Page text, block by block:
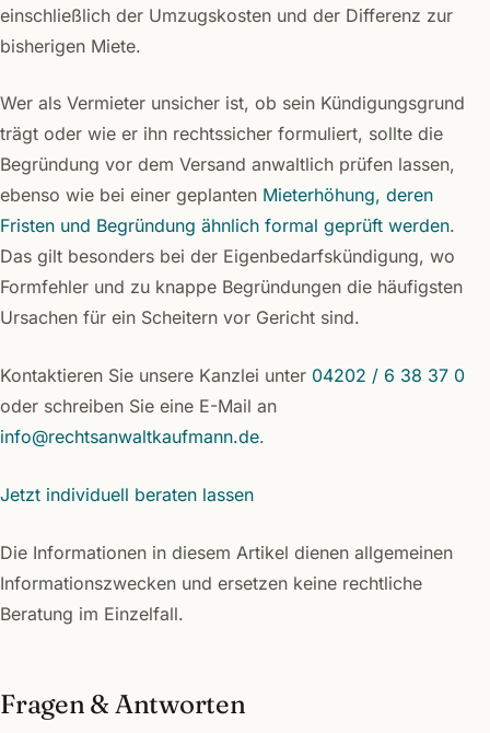
einschließlich der Umzugskosten und der Differenz zur
bisherigen Miete.
Wer als Vermieter unsicher ist, ob sein Kündigungsgrund
trägt oder wie er ihn rechtssicher formuliert, sollte die
Begründung vor dem Versand anwaltlich prüfen lassen,
ebenso wie bei einer geplanten Mieterhöhung, deren
Fristen und Begründung ähnlich formal geprüft werden.
Das gilt besonders bei der Eigenbedarfskündigung, wo
Formfehler und zu knappe Begründungen die häufigsten
Ursachen für ein Scheitern vor Gericht sind.
Kontaktieren Sie unsere Kanzlei unter 04202 / 6 38 37 0
oder schreiben Sie eine E-Mail an
info@rechtsanwaltkaufmann.de.
Jetzt individuell beraten lassen
Die Informationen in diesem Artikel dienen allgemeinen
Informationszwecken und ersetzen keine rechtliche
Beratung im Einzelfall.
Fragen & Antworten